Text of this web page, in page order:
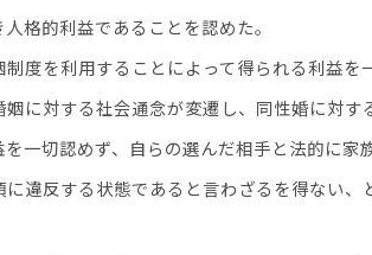
格的利益であることを認めた。
度を利用することによって得られる利益
に対する社会通念が変遷し、同性婚に対
一切認めず、自らの選んだ相手と法的に
違反する状態であると言わざるを得ない、